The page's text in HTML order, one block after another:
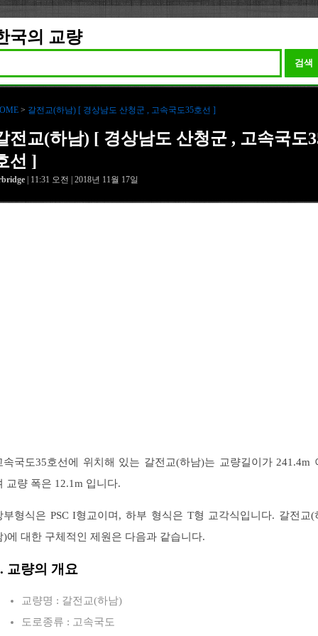
국의 교량
검색
> 갈전교(하남) [ 경상남도 산청군 , 고속국도35호선 ]
전교(하남) [ 경상남도 산청군 , 고속국도
선 ]
| 11:31 오전 | 2018년 11월 17일
속국도35호선에 위치해 있는 갈전교(하남)는 교량길이가 241.4m
교량 폭은 12.1m 입니다.
부형식은 PSC I형교이며, 하부 형식은 T형 교각식입니다. 갈전교(
)에 대한 구체적인 제원은 다음과 같습니다.
교량의 개요
교량명 : 갈전교(하남)
도로종류 : 고속국도